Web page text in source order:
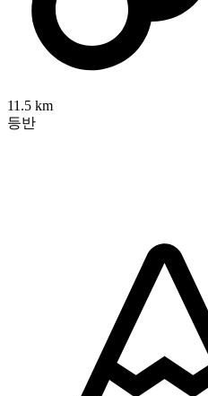
11.5 km
등반